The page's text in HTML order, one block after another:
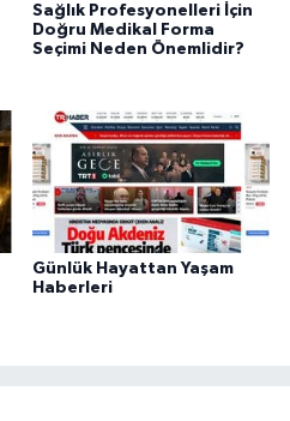
Sağlık Profesyonelleri İçin
Doğru Medikal Forma
Seçimi Neden Önemlidir?
Günlük Hayattan Yaşam
Haberleri